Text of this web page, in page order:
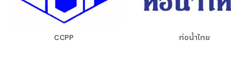
CCPP ท่อน้ำไทย